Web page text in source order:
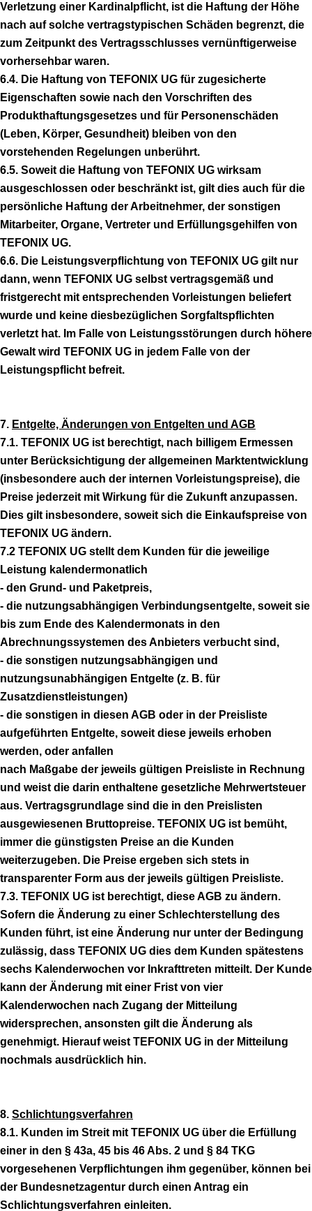
Verletzung einer Kardinalpflicht, ist die Haftung der Höhe
nach auf solche vertragstypischen Schäden begrenzt, die
zum Zeitpunkt des Vertragsschlusses vernünftigerweise
vorhersehbar waren.
6.4. Die Haftung von TEFONIX UG für zugesicherte
Eigenschaften sowie nach den Vorschriften des
Produkthaftungsgesetzes und für Personenschäden
(Leben, Körper, Gesundheit) bleiben von den
vorstehenden Regelungen unberührt.
6.5. Soweit die Haftung von TEFONIX UG wirksam
ausgeschlossen oder beschränkt ist, gilt dies auch für die
persönliche Haftung der Arbeitnehmer, der sonstigen
Mitarbeiter, Organe, Vertreter und Erfüllungsgehilfen von
TEFONIX UG.
6.6. Die Leistungsverpflichtung von TEFONIX UG gilt nur
dann, wenn TEFONIX UG selbst vertragsgemäß und
fristgerecht mit entsprechenden Vorleistungen beliefert
wurde und keine diesbezüglichen Sorgfaltspflichten
verletzt hat. Im Falle von Leistungsstörungen durch höhere
Gewalt wird TEFONIX UG in jedem Falle von der
Leistungspflicht befreit.
7. Entgelte, Änderungen von Entgelten und AGB
7.1. TEFONIX UG ist berechtigt, nach billigem Ermessen
unter Berücksichtigung der allgemeinen Marktentwicklung
(insbesondere auch der internen Vorleistungspreise), die
Preise jederzeit mit Wirkung für die Zukunft anzupassen.
Dies gilt insbesondere, soweit sich die Einkaufspreise von
TEFONIX UG ändern.
7.2 TEFONIX UG stellt dem Kunden für die jeweilige
Leistung kalendermonatlich
- den Grund- und Paketpreis,
- die nutzungsabhängigen Verbindungsentgelte, soweit sie
bis zum Ende des Kalendermonats in den
Abrechnungssystemen des Anbieters verbucht sind,
- die sonstigen nutzungsabhängigen und
nutzungsunabhängigen Entgelte (z. B. für
Zusatzdienstleistungen)
- die sonstigen in diesen AGB oder in der Preisliste
aufgeführten Entgelte, soweit diese jeweils erhoben
werden, oder anfallen
nach Maßgabe der jeweils gültigen Preisliste in Rechnung
und weist die darin enthaltene gesetzliche Mehrwertsteuer
aus. Vertragsgrundlage sind die in den Preislisten
ausgewiesenen Bruttopreise. TEFONIX UG ist bemüht,
immer die günstigsten Preise an die Kunden
weiterzugeben. Die Preise ergeben sich stets in
transparenter Form aus der jeweils gültigen Preisliste.
7.3. TEFONIX UG ist berechtigt, diese AGB zu ändern.
Sofern die Änderung zu einer Schlechterstellung des
Kunden führt, ist eine Änderung nur unter der Bedingung
zulässig, dass TEFONIX UG dies dem Kunden spätestens
sechs Kalenderwochen vor Inkrafttreten mitteilt. Der Kunde
kann der Änderung mit einer Frist von vier
Kalenderwochen nach Zugang der Mitteilung
widersprechen, ansonsten gilt die Änderung als
genehmigt. Hierauf weist TEFONIX UG in der Mitteilung
nochmals ausdrücklich hin.
8. Schlichtungsverfahren
8.1. Kunden im Streit mit TEFONIX UG über die Erfüllung
einer in den § 43a, 45 bis 46 Abs. 2 und § 84 TKG
vorgesehenen Verpflichtungen ihm gegenüber, können bei
der Bundesnetzagentur durch einen Antrag ein
Schlichtungsverfahren einleiten.